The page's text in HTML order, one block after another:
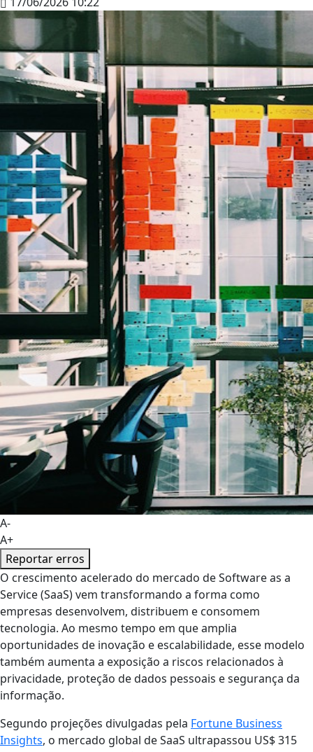
A-
A+
Reportar erros
O crescimento acelerado do mercado de Software as a
Service (SaaS) vem transformando a forma como
empresas desenvolvem, distribuem e consomem
tecnologia. Ao mesmo tempo em que amplia
oportunidades de inovação e escalabilidade, esse modelo
também aumenta a exposição a riscos relacionados à
privacidade, proteção de dados pessoais e segurança da
informação.
Segundo projeções divulgadas pela Fortune Business
Insights, o mercado global de SaaS ultrapassou US$ 315